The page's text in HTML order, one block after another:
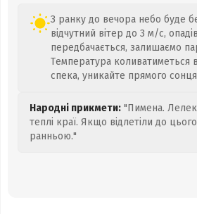
З ранку до вечора небо буде
відчутний вітер до 3 м/с,
передбачається, залишаємо
Температура коливатиметься
спека, уникайте прямого
Народні прикмети: "Пимена.
теплі краї. Якщо відлетіли до
ранньою."